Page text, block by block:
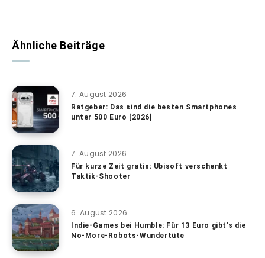
Ähnliche Beiträge
7. August 2026
Ratgeber: Das sind die besten Smartphones
unter 500 Euro [2026]
7. August 2026
Für kurze Zeit gratis: Ubisoft verschenkt
Taktik-Shooter
6. August 2026
Indie-Games bei Humble: Für 13 Euro gibt’s die
No-More-Robots-Wundertüte